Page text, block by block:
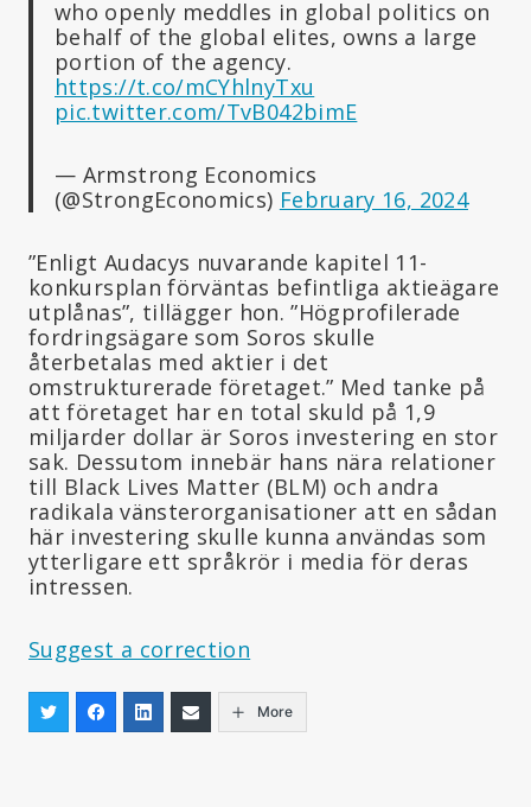
who openly meddles in global politics on
behalf of the global elites, owns a large
portion of the agency.
https://t.co/mCYhlnyTxu
pic.twitter.com/TvB042bimE
— Armstrong Economics
(@StrongEconomics) February 16, 2024
”Enligt Audacys nuvarande kapitel 11-
konkursplan förväntas befintliga aktieägare
utplånas”, tillägger hon. ”Högprofilerade
fordringsägare som Soros skulle
återbetalas med aktier i det
omstrukturerade företaget.” Med tanke på
att företaget har en total skuld på 1,9
miljarder dollar är Soros investering en stor
sak. Dessutom innebär hans nära relationer
till Black Lives Matter (BLM) och andra
radikala vänsterorganisationer att en sådan
här investering skulle kunna användas som
ytterligare ett språkrör i media för deras
intressen.
Suggest a correction
More